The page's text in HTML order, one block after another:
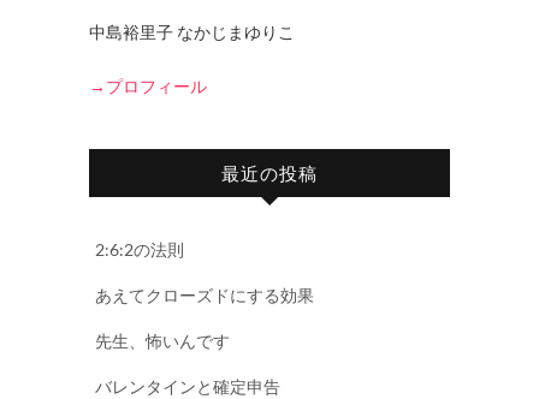
中島裕里子 なかじまゆりこ
→プロフィール
最近の投稿
2:6:2の法則
あえてクローズドにする効果
先生、怖いんです
バレンタインと確定申告